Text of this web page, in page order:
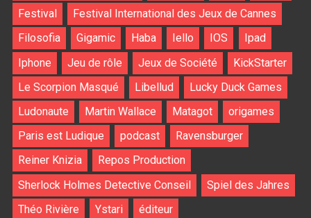
Festival
Festival International des Jeux de Cannes
Filosofia
Gigamic Haba Iello IOS
Ipad
Iphone
Jeu de rôle Jeux de Société
KickStarter
Le Scorpion Masqué
Libellud
Lucky Duck Games
Ludonaute
Martin Wallace Matagot
origames
Paris est Ludique
podcast
Ravensburger
Reiner Knizia
Repos Production
Sherlock Holmes Detective Conseil
Spiel des Jahres
Théo Rivière
Ystari éditeur